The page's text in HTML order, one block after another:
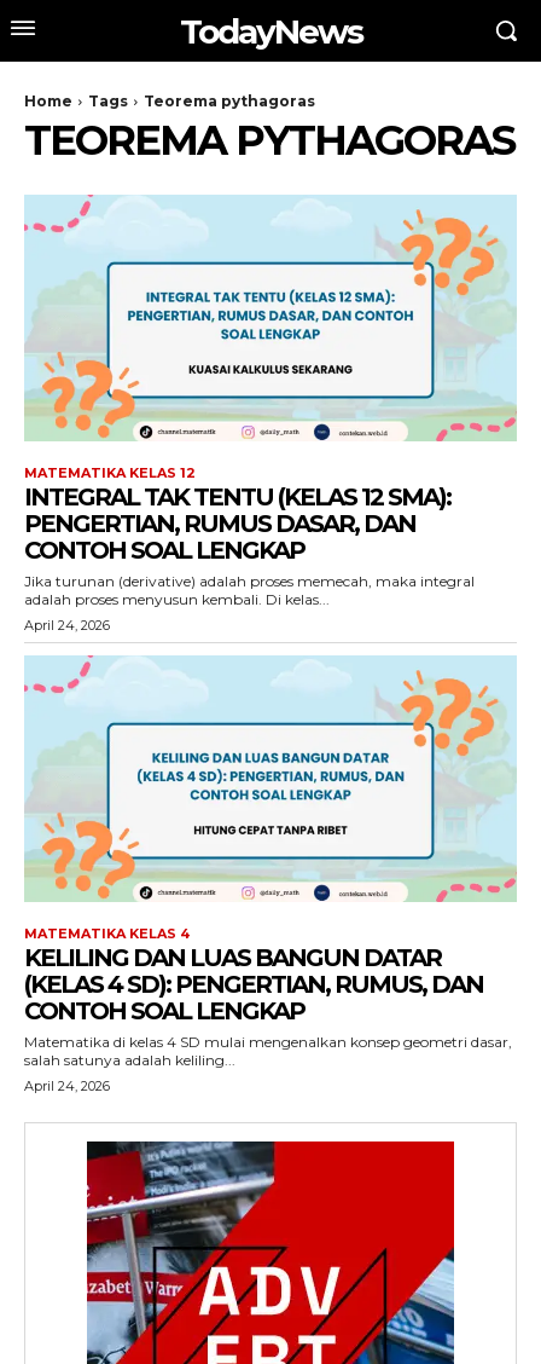
TodayNews
Home Tags Teorema pythagoras
TEOREMA PYTHAGORAS
MATEMATIKA KELAS 12
INTEGRAL TAK TENTU (KELAS 12 SMA):
PENGERTIAN, RUMUS DASAR, DAN
CONTOH SOAL LENGKAP
Jika turunan (derivative) adalah proses memecah, maka integral
adalah proses menyusun kembali. Di kelas...
April 24, 2026
MATEMATIKA KELAS 4
KELILING DAN LUAS BANGUN DATAR
(KELAS 4 SD): PENGERTIAN, RUMUS, DAN
CONTOH SOAL LENGKAP
Matematika di kelas 4 SD mulai mengenalkan konsep geometri dasar,
salah satunya adalah keliling...
April 24, 2026